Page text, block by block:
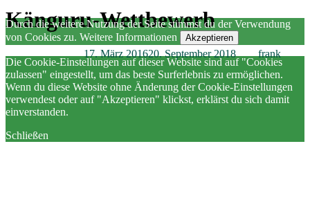
Känguru-Wettbewerb
Veröffentlicht am17. März 201620. September 2018vonfrank
Durch die weitere Nutzung der Seite stimmst du der Verwendung
von Cookies zu. Weitere Informationen Akzeptieren
Die Cookie-Einstellungen auf dieser Website sind auf "Cookies
zulassen" eingestellt, um das beste Surferlebnis zu ermöglichen.
Wenn du diese Website ohne Änderung der Cookie-Einstellungen
verwendest oder auf "Akzeptieren" klickst, erklärst du sich damit
einverstanden.
Schließen